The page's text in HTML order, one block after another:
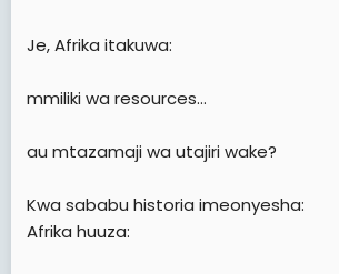
Je, Afrika itakuwa:
mmiliki wa resources…
au mtazamaji wa utajiri wake?
Kwa sababu historia imeonyesha:
Afrika huuza: